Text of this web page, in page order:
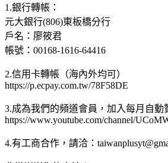
1.銀行轉帳：
元大銀行(806)東板橋分行
戶名：廖筱君
帳號：00168-1616-64416
2.信用卡轉帳（海內外均可）
https://p.ecpay.com.tw/78F58DE
3.成為我們的頻道會員，加入每月自動
https://www.youtube.com/channel/
4.有工商合作，請洽：